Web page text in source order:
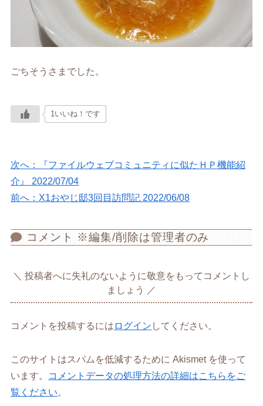
ごちそうさまでした。
1いいね！です
次へ：『ファイルウェブコミュニティに似たＨＰ機能紹
介』 2022/07/04
前へ：X1おやじ邸3回目訪問記 2022/06/08
コメント ※編集/削除は管理者のみ
投稿者へに失礼のないように敬意をもってコメントし
ましょう
コメントを投稿するには ログイン してください。
このサイトはスパムを低減するために Akismet を使って
います。
コメントデータの処理方法の詳細はこちらをご
覧ください。